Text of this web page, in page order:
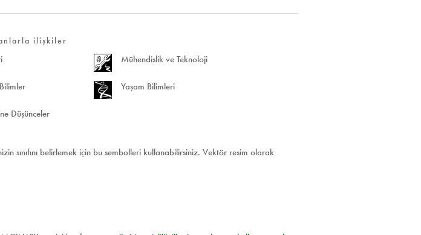
ilişkiler
Mühendislik ve Teknoloji
Yaşam Bilimleri
Düşünceler
sınıfını belirlemek için bu sembolleri kullanabilirsiniz. Vektör resim olarak